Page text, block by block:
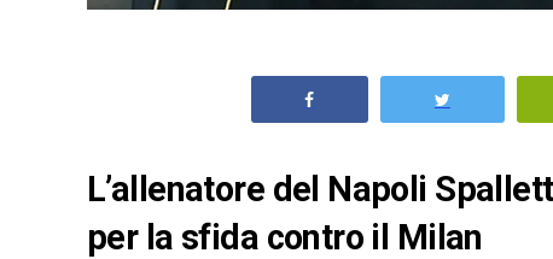
L’allenatore del Napoli
per la sfida contro il Milan